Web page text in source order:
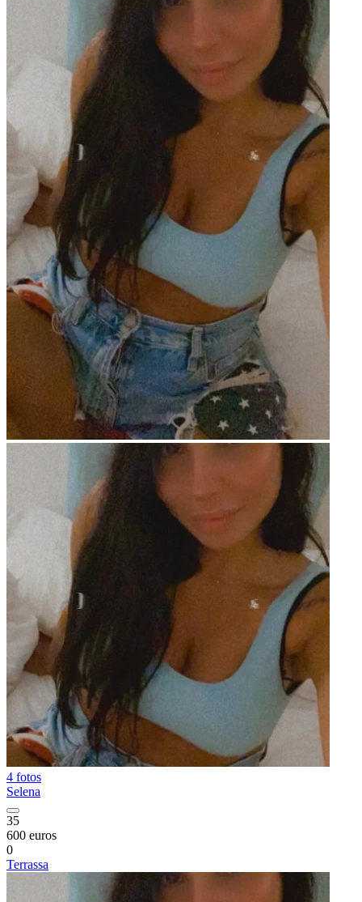
4 fotos
Selena
35
600 euros
0
Terrassa